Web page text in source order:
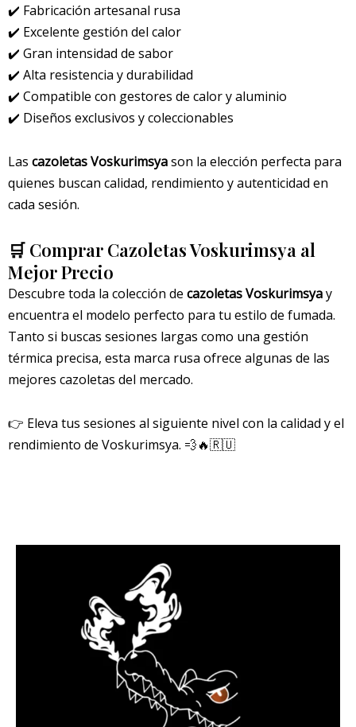
✔️ Fabricación artesanal rusa
✔️ Excelente gestión del calor
✔️ Gran intensidad de sabor
✔️ Alta resistencia y durabilidad
✔️ Compatible con gestores de calor y aluminio
✔️ Diseños exclusivos y coleccionables
Las cazoletas Voskurimsyason la elección perfecta para
quienes buscan calidad, rendimiento y autenticidad en
cada sesión.
🛒 Comprar Cazoletas Voskurimsya al
Mejor Precio
Descubre toda la colección de cazoletas Voskurimsyay
encuentra el modelo perfecto para tu estilo de fumada.
Tanto si buscas sesiones largas como una gestión
térmica precisa, esta marca rusa ofrece algunas de las
mejores cazoletas del mercado.
👉 Eleva tus sesiones al siguiente nivel con la calidad y el
rendimiento de Voskurimsya. 💨🔥🇷🇺